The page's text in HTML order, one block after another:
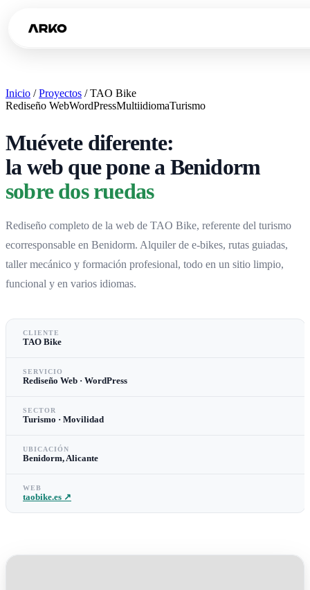
Inicio / Proyectos / TAO Bike
Rediseño WebWordPressMultiidiomaTurismo
Muévete diferente:
la web que pone a Benidorm
sobre dos ruedas
Rediseño completo de la web de TAO Bike, referente del turismo
ecorresponsable en Benidorm. Alquiler de e-bikes, rutas guiadas,
taller mecánico y formación profesional, todo en un sitio limpio,
funcional y en varios idiomas.
CLIENTE
TAO Bike
SERVICIO
Rediseño Web · WordPress
SECTOR
Turismo · Movilidad
UBICACIÓN
Benidorm, Alicante
WEB
taobike.es ↗